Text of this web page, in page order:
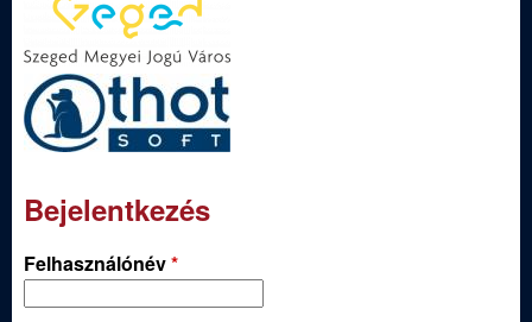
Bejelentkezés
Felhasználónév*